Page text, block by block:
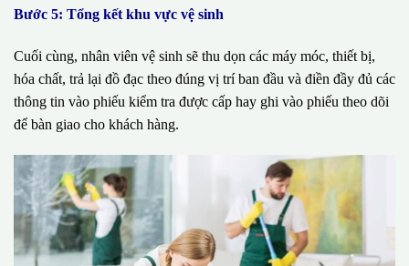
Bước 5: Tổng kết khu vực vệ sinh
Cuối cùng, nhân viên vệ sinh sẽ thu dọn các máy móc, thiết bị,
hóa chất, trả lại đồ đạc theo đúng vị trí ban đầu và điền đầy đủ các
thông tin vào phiếu kiểm tra được cấp hay ghi vào phiếu theo dõi
để bàn giao cho khách hàng.